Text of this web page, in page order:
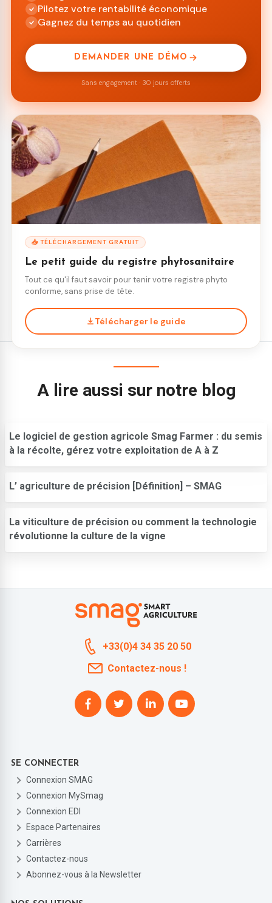
Pilotez votre rentabilité économique
Gagnez du temps au quotidien
DEMANDER UNE DÉMO
Sans engagement · 30 jours offerts
📥 TÉLÉCHARGEMENT GRATUIT
Le petit guide du registre phytosanitaire
Tout ce qu'il faut savoir pour tenir votre registre phyto
conforme, sans prise de tête.
Télécharger le guide
A lire aussi sur notre blog
Le logiciel de gestion agricole Smag Farmer : du semis
à la récolte, gérez votre exploitation de A à Z
L’ agriculture de précision [Définition] – SMAG
La viticulture de précision ou comment la technologie
révolutionne la culture de la vigne
+33(0)4 34 35 20 50
Contactez-nous !
SE CONNECTER
Connexion SMAG
Connexion MySmag
Connexion EDI
Espace Partenaires
Carrières
Contactez-nous
Abonnez-vous à la Newsletter